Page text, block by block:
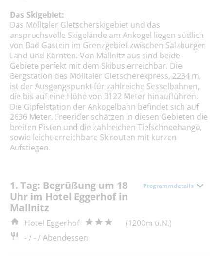
Das Skigebiet:
Das Mölltaler Gletscherskigebiet und das
anspruchsvolle Skigelände am Ankogel liegen südlich
von Bad Gastein im Grenzgebiet zwischen Salzburger
Land und Kärnten. Von Mallnitz aus sind beide
Gebiete perfekt mit dem Skibus erreichbar. Die
Bergstation des Mölltaler Gletscherexpress, 2234 m,
ist der Ausgangspunkt für zahlreiche Sesselbahnen,
die bis auf eine Höhe von 3122 Meter hinaufführen.
Die Gipfelstation der Ankogelbahn befindet sich auf
2636 Meter. Freerider schätzen in diesen Gebieten die
breiten Pisten und die zahlreichen Tiefschneehänge,
sowie leicht erreichbare Skirouten mit kurzen
Aufstiegen.
1. Tag: Begrüßung um 18
Uhr im Hotel Eggerhof in
Mallnitz
Programmdetails
Hotel Eggerhof
(1200m ü.N.)
- / - / Abendessen